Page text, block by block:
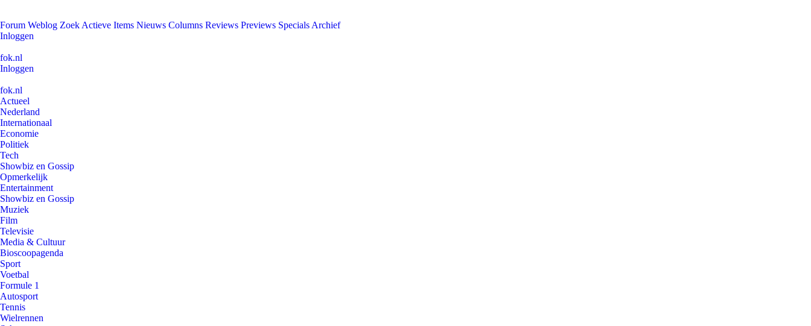
Forum Weblog Zoek Actieve Items Nieuws Columns Reviews Previews Specials Archief
Inloggen
fok.nl
Inloggen
fok.nl
Actueel
Nederland
Internationaal
Economie
Politiek
Tech
Showbiz en Gossip
Opmerkelijk
Entertainment
Showbiz en Gossip
Muziek
Film
Televisie
Media & Cultuur
Bioscoopagenda
Sport
Voetbal
Formule 1
Autosport
Tennis
Wielrennen